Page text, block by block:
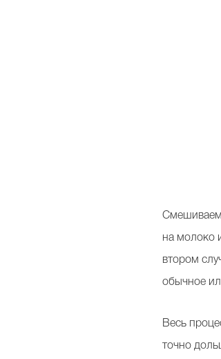
Смешиваем
на молоко
втором
обычное
Весь
точно